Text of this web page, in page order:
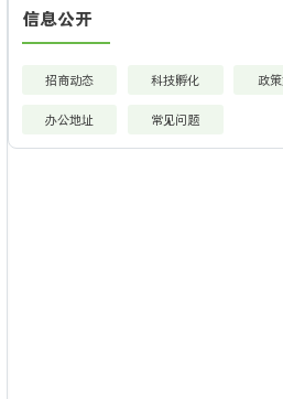
信息公开
招商动态 科技孵化 政
办公地址 常见问题